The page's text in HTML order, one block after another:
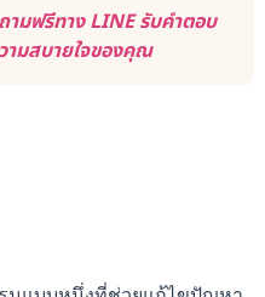
ามฟรีทาง LINE รับคำตอบ
ามสบายใจของคุณ